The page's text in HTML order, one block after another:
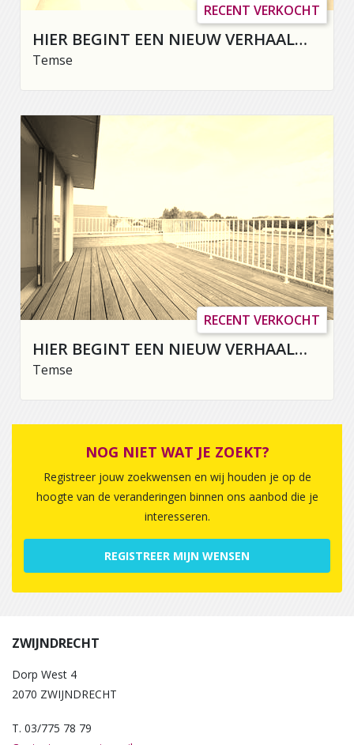
HIER BEGINT EEN NIEUW VERHAAL…
Temse
RECENT VERKOCHT
HIER BEGINT EEN NIEUW VERHAAL…
Temse
RECENT VERKOCHT
NOG NIET WAT JE ZOEKT?
Registreer jouw zoekwensen en wij houden je op de
hoogte van de veranderingen binnen ons aanbod die je
interesseren.
REGISTREER MIJN WENSEN
ZWIJNDRECHT
Dorp West 4
2070 ZWIJNDRECHT
T. 03/775 78 79